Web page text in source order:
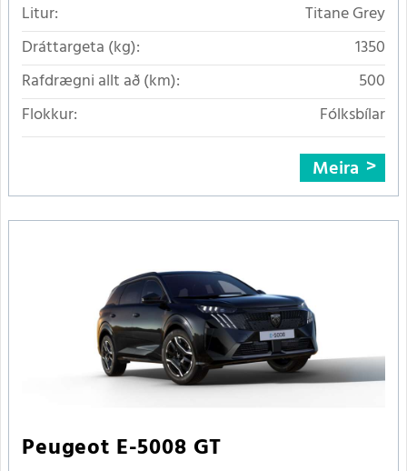
Litur:
Titane Grey
Dráttargeta (kg):
1350
Rafdrægni allt að (km):
500
Flokkur:
Fólksbílar
Meira
Peugeot E-5008 GT